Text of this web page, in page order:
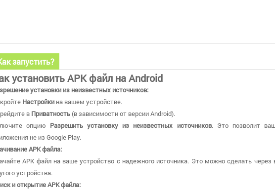
запустить?
установить APK файл на Android
установки из неизвестных источников:
Настройки на вашем устройстве.
в Приватность (в зависимости от версии Android).
опцию Разрешить установку из неизвестных источников. Это позволит
не из Google Play.
APK файла:
APK файл на ваше устройство с надежного источника. Это можно сделать через
устройства.
и открытие APK файла: